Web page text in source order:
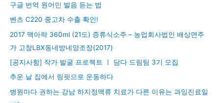
구글 번역 원어민 발음 듣는 법
벤츠 C220 중고차 수출 확인!
2017 맥아락 360ml (21도) 증류식소주 – 농업회사법인 배상면주
가 고창LBX동네방네양조장(2017)
[공지사항] 작가 발굴 프로젝트 ㅣ 담다 드림팀 3기 모집
추운 날 집에서 링핏으로 운동하다
병원마다 권하는 강남 하지정맥류 치료가 다른 이유는 과잉진료일